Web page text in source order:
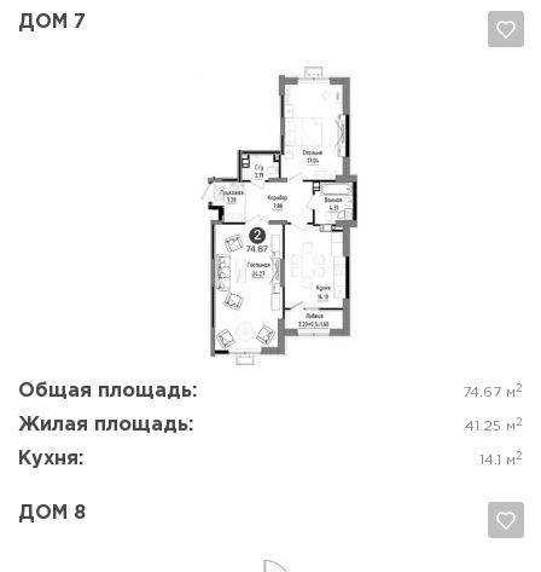
ДОМ 7
Общая площадь: 74.67 м 2
Жилая площадь: 41.25 м 2
Кухня: 14.1 м 2
Да, удалить
ДОМ 8